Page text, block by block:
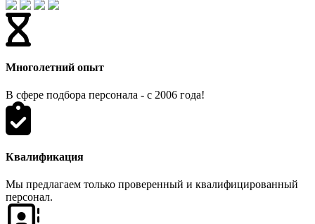
Многолетний опыт
В сфере подбора персонала - с 2006 года!
Квалификация
Мы предлагаем только проверенный и квалифицированный
персонал.